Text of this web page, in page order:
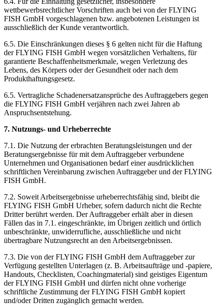
wettbewerbsrechtlicher Vorschriften auch bei von der FLYING
FISH GmbH vorgeschlagenen bzw. angebotenen Leistungen ist
ausschließlich der Kunde verantwortlich.
6.5. Die Einschränkungen dieses § 6 gelten nicht für die Haftung
der FLYING FISH GmbH wegen vorsätzlichen Verhaltens, für
garantierte Beschaffenheitsmerkmale, wegen Verletzung des
Lebens, des Körpers oder der Gesundheit oder nach dem
Produkthaftungsgesetz.
6.5. Vertragliche Schadenersatzansprüche des Auftraggebers gegen
die FLYING FISH GmbH verjähren nach zwei Jahren ab
Anspruchsentstehung.
7. Nutzungs- und Urheberrechte
7.1. Die Nutzung der erbrachten Beratungsleistungen und der
Beratungsergebnisse für mit dem Auftraggeber verbundene
Unternehmen und Organisationen bedarf einer ausdrücklichen
schriftlichen Vereinbarung zwischen Auftraggeber und der FLYING
FISH GmbH.
7.2. Soweit Arbeitsergebnisse urheberrechtsfähig sind, bleibt die
FLYING FISH GmbH Urheber, sofern dadurch nicht die Rechte
Dritter berührt werden. Der Auftraggeber erhält aber in diesen
Fällen das in 7.1. eingeschränkte, im Übrigen zeitlich und örtlich
unbeschränkte, unwiderrufliche, ausschließliche und nicht
übertragbare Nutzungsrecht an den Arbeitsergebnissen.
7.3. Die von der FLYING FISH GmbH dem Auftraggeber zur
Verfügung gestellten Unterlagen (z. B. Arbeitsaufträge und -papiere,
Handouts, Checklisten, Coachingmaterial) sind geistiges Eigentum
der FLYING FISH GmbH und dürfen nicht ohne vorherige
schriftliche Zustimmung der FLYING FISH GmbH kopiert
und/oder Dritten zugänglich gemacht werden.